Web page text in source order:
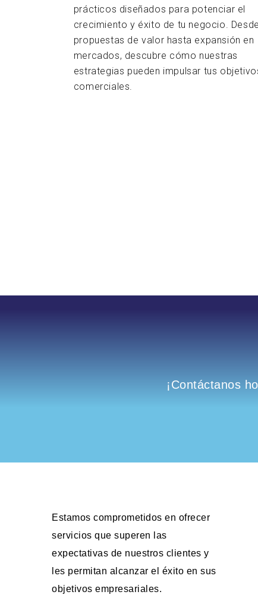
prácticos diseñados para potenciar el
crecimiento y éxito de tu negocio. Desde
propuestas de valor hasta expansión en
mercados, descubre cómo nuestras
estrategias pueden impulsar tus
comerciales.
¡Contáctanos
Estamos comprometidos en ofrecer
servicios que superen las
expectativas de nuestros clientes y
les permitan alcanzar el éxito en sus
objetivos empresariales.